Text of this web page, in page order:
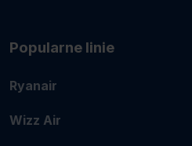
Popularne linie
Ryanair
Wizz Air